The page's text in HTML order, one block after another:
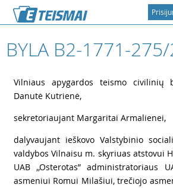
BYLA B2-1771-
Vilniaus apygardos teismo civilinių
Danutė Kutrienė,
sekretoriaujant Margaritai Armalienei,
dalyvaujant ieškovo Valstybinio
valdybos Vilnaisu m. skyriuas atstovui
UAB ,,Osterotas” administratoriaus
asmeniui Romui Milašiui, trečiojo